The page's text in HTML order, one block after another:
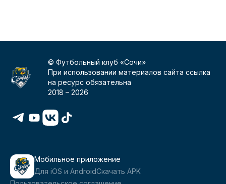
© Футбольный клуб «Сочи»
При использовании материалов сайта ссылка
на ресурс обязательна
2018 –2026
Мобильное приложение
Для iOS и AndroidСкачать APK